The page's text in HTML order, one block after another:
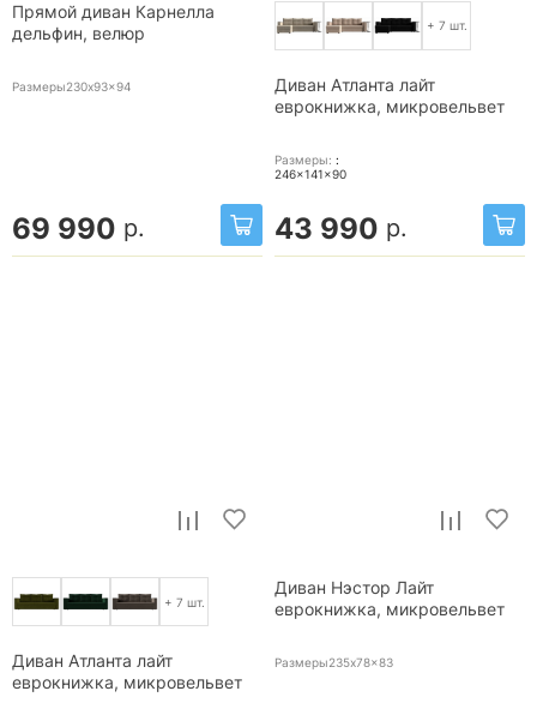
Прямой диван Карнелла
дельфин, велюр
Размеры230x93x94
69 990 р.
+ 7 шт.
Диван Атланта лайт
еврокнижка, микровельвет
Размеры: :
246x141x90
43 990 р.
+ 7 шт.
Диван Атланта лайт
еврокнижка, микровельвет
Диван Нэстор Лайт
еврокнижка, микровельвет
Размеры235x78x83